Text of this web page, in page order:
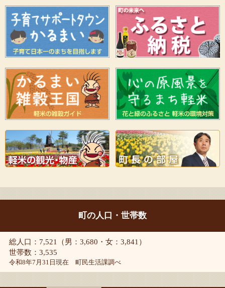
町の人口・世帯数
総人口：7,521（男：3,680・女：3,841）
世帯数：3,535
令和8年7月31日現在 町民生活課調べ